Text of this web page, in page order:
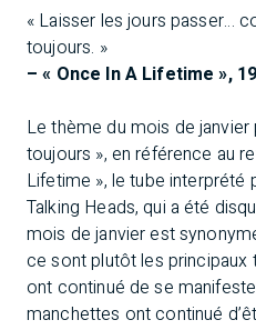
« Laisser les jours passer…
toujours. »
– « Once In A Lifetime »,
Le thème du mois de janvier
toujours », en référence au
Lifetime », le tube interprété
Talking Heads, qui a été
mois de janvier est
ce sont plutôt les principaux
ont continué de se
manchettes ont continué